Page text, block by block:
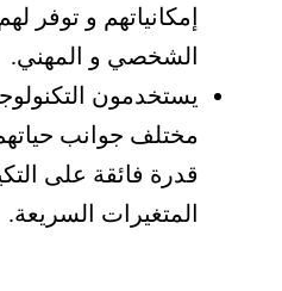
إمكانياتهم و توفر
الشخصي و المهني.
يستخدمون
مختلف جوانب
قدرة فائقة على
المتغيرات السريعة.